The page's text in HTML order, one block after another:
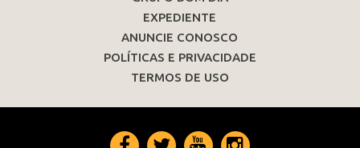
EXPEDIENTE
ANUNCIE CONOSCO
POLÍTICAS E PRIVACIDADE
TERMOS DE USO